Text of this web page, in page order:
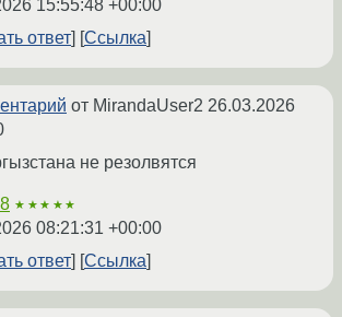
15:55:48 +00:00
ответ
Ссылка
от MirandaUser2 26.03.2026
не резолвятся
★★★★★
08:21:31 +00:00
ответ
Ссылка